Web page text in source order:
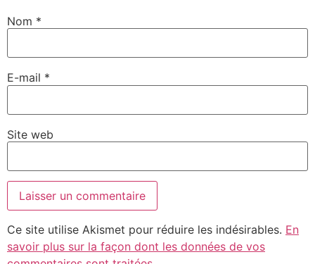
Nom *
E-mail *
Site web
Ce site utilise Akismet pour réduire les indésirables. En
savoir plus sur la façon dont les données de vos